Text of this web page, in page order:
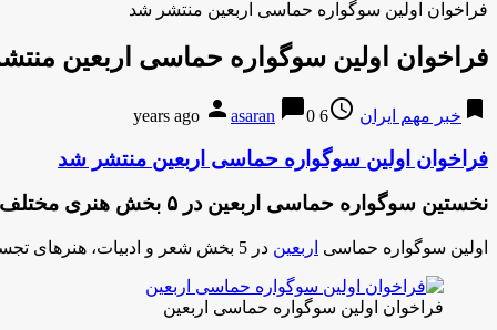
فراخوان اولین سوگواره حماسی اربعین منتشر شد
فراخوان اولین سوگواره حماسی اربعین
bookmark خبر مهم ایران access_time
6 years ago
person asaran chat_bubble0
فراخوان اولین سوگواره حماسی اربعین منتشر شد
نخستین سوگواره حماسی اربعین در ۵ بخش هنری مختلف برگزار می‌شود.
اولین سوگواره حماسی اربعین در 5 بخش شعر و ادبیات، هنرهای تجسمی، نوا و نما، اجراهای پاتوقی، هنرهای دیجیتال و بخش جانبی تولیدات آموزشی برای سفر زائرین برگزار می‌شود.
فراخوان اولین سوگواره حماسی اربعین